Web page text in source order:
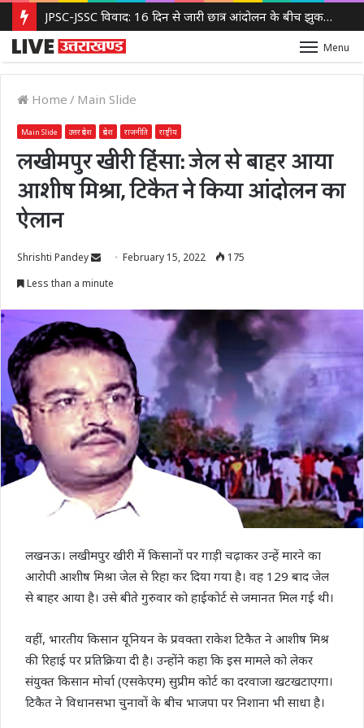
JPSC-JSSC विवाद: 16 दिन से जारी छात्र आंदोलन के बीच झुकती दिखी झारखंड सरकार, 14वीं JPSC PT रद्द करने पर विचार
Menu
Home / Main Slide
Main Slide उत्तर प्रदेश प्रदेश राजनीति राष्ट्रीय
लखीमपुर खीरी हिंसा: जेल से बाहर आया
आशीष मिश्रा, टिकैत ने किया आंदोलन का
ऐलान
Shrishti Pandey
SendFebruary 15, 2022
175
Less than a minute
लखनऊ। लखीमपुर खीरी में किसानों पर गाड़ी चढ़ाकर उन्हें मारने का
आरोपी आशीष मिश्रा जेल से रिहा कर दिया गया है। वह 129 बाद जेल
से बाहर आया है। उसे बीते गुरुवार को हाईकोर्ट से जमानत मिल गई थी।
वहीं, भारतीय किसान यूनियन के प्रवक्ता राकेश टिकैत ने आशीष मिश्र
की रिहाई पर प्रतिक्रिया दी है। उन्होंने कहा कि इस मामले को लेकर
संयुक्त किसान मोर्चा (एसकेएम) सुप्रीम कोर्ट का दरवाजा खटखटाएगा।
टिकैत ने विधानसभा चुनावों के बीच भाजपा पर निशाना भी साधा है।